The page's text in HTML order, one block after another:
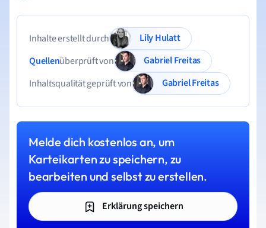
Inhalte erstellt durch
Lily Hulatt
Quellenüberprüft von
Gabriel Freitas
Inhaltsqualität geprüft von
Gabriel Freitas
Melde dich kostenlos an, um
Karteikarten zu speichern, zu
bearbeiten und selbst zu erstellen.
Erklärung speichern